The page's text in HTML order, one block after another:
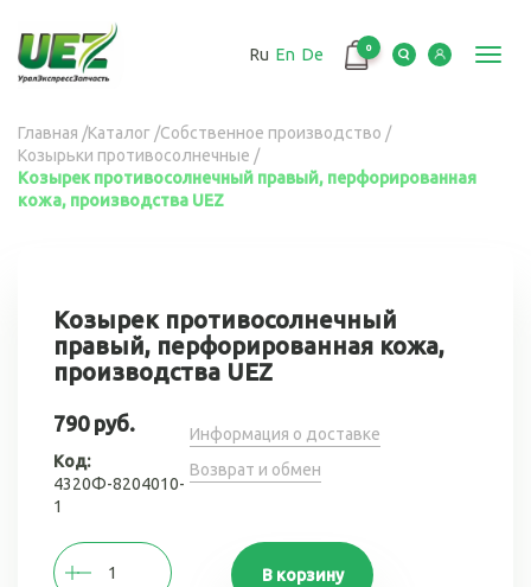
основному
содержанию
Ru En De 0
Вы
здесь
Главная /Каталог /Собственное производство /
Козырьки противосолнечные /
Козырек противосолнечный правый, перфорированная
кожа, производства UEZ
Козырек противосолнечный
правый, перфорированная кожа,
производства UEZ
790 руб.
Код:
4320Ф-8204010-
1
Информация о доставке
Возврат и обмен
В корзину